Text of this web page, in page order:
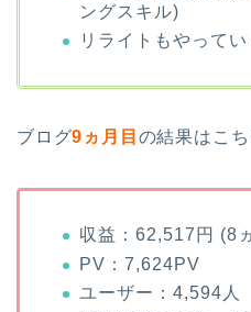
ングスキル)
リライトもやってい
ブログ9 ヵ月目 の結果はこち
収益：62,517円 (8
PV：7,624PV
ユーザー：4,594人